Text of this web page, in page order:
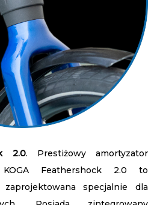
2.0. Prestiżowy amortyzator
Feathershock 2.0 to
specjalnie dla